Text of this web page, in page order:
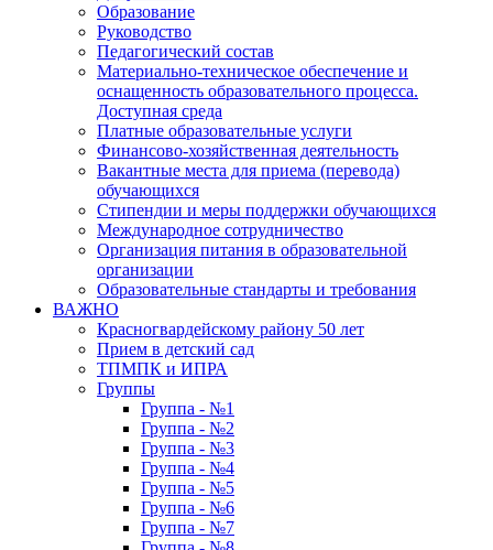
Образование
Руководство
Педагогический состав
Материально-техническое обеспечение и
оснащенность образовательного процесса.
Доступная среда
Платные образовательные услуги
Финансово-хозяйственная деятельность
Вакантные места для приема (перевода)
обучающихся
Стипендии и меры поддержки обучающихся
Международное сотрудничество
Организация питания в образовательной
организации
Образовательные стандарты и требования
ВАЖНО
Красногвардейскому району 50 лет
Прием в детский сад
ТПМПК и ИПРА
Группы
Группа - №1
Группа - №2
Группа - №3
Группа - №4
Группа - №5
Группа - №6
Группа - №7